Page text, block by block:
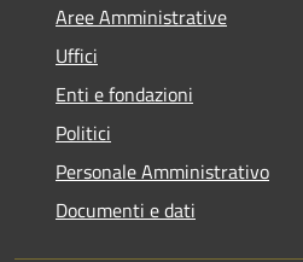
Aree Amministrative
Uffici
Enti e fondazioni
Politici
Personale Amministrativo
Documenti e dati